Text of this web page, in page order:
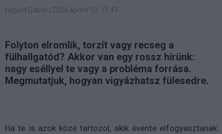
Higyed Gábor 2024 április 10. 17:43
Folyton elromlik, torzít vagy recseg a
fülhallgatód? Akkor van egy rossz hírünk:
nagy eséllyel te vagy a probléma forrása.
Megmutatjuk, hogyan vigyázhatsz fülesedre.
Ha te is azok közé tartozol, akik évente elfogyasztanak